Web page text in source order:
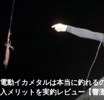
電動イカメタルは本当に釣れる
入メリットを実釣レビュー【響灘